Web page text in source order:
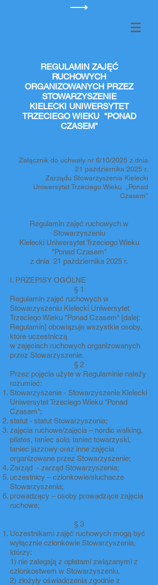
REGULAMIN ZAJĘĆ
RUCHOWYCH
ORGANIZOWANYCH PRZEZ
STOWARZYSZENIE
KIELECKI UNIWERSYTET
TRZECIEGO WIEKU "PONAD
CZASEM"
Załącznik do uchwały nr 6/10/2025 z dnia
21 października 2025 r.
Zarządu Stowarzyszenia Kielecki
Uniwersytet Trzeciego Wieku „Ponad
Czasem”
Regulamin zajęć ruchowych w
Stowarzyszeniu
Kielecki Uniwersytet Trzeciego Wieku
"Ponad Czasem"
z dnia 21 października 2025 r.
I. PRZEPISY OGÓLNE
§ 1
Regulamin zajęć ruchowych w
Stowarzyszeniu Kielecki Uniwersytet
Trzeciego Wieku "Ponad Czasem" [dalej:
Regulamin] obowiązuje wszystkie osoby,
które uczestniczą
w zajęciach ruchowych organizowanych
przez Stowarzyszenie.
§ 2
Przez pojęcia użyte w Regulaminie należy
rozumieć:
Stowarzyszenie - Stowarzyszenie Kielecki
Uniwersytet Trzeciego Wieku "Ponad
Czasem";
statut - statut Stowarzyszenia;
zajęcia ruchowe/zajęcia – nordic walking,
pilates, taniec solo, taniec towarzyski,
taniec jazzowy oraz inne zajęcia
organizowane przez Stowarzyszenie;
Zarząd - zarząd Stowarzyszenia;
uczestnicy – członkowie/słuchacze
Stowarzyszenia;
prowadzący – osoby prowadzące zajęcia
ruchowe;
§ 3
Uczestnikami zajęć ruchowych mogą być
wyłącznie członkowie Stowarzyszenia,
którzy:
1) nie zalegają z opłatami związanymi z
członkostwem w Stowarzyszeniu,
2) złożyły oświadczenia zgodnie z